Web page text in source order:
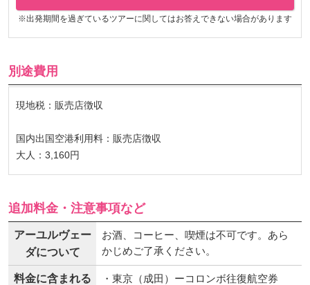
※出発期間を過ぎているツアーに関してはお答えできない場合があります
別途費用
現地税：販売店徴収
国内出国空港利用料：販売店徴収
大人：3,160円
追加料金・注意事項など
アーユルヴェー
ダについて
お酒、コーヒー、喫煙は不可です。あら
かじめご了承ください。
料金に含まれる
・東京（成田）ーコロンボ往復航空券